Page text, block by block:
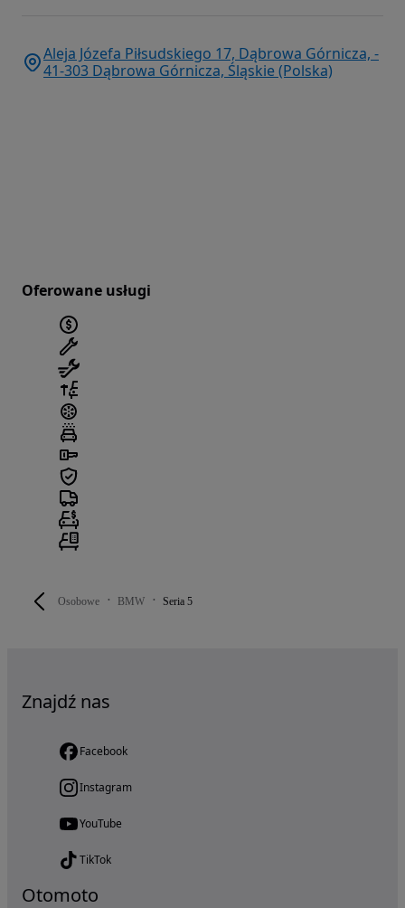
Osobowe BMW Seria 5
Aleja Józefa Piłsudskiego 17, Dąbrowa Górnicza, -
41-303 Dąbrowa Górnicza, Śląskie (Polska)
Oferowane usługi
Znajdź nas
Facebook
Instagram
YouTube
TikTok
Otomoto